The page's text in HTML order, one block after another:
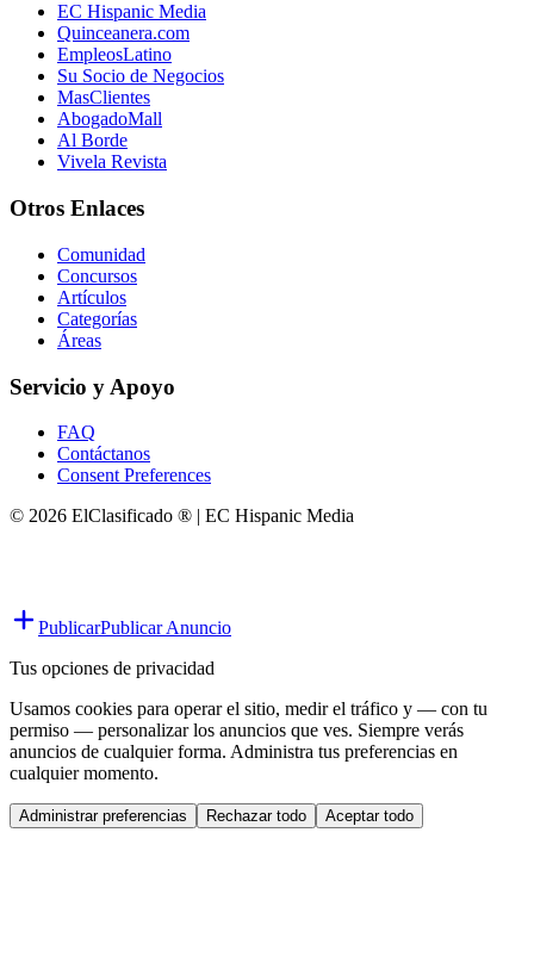
EC Hispanic Media
Quinceanera.com
EmpleosLatino
Su Socio de Negocios
MasClientes
AbogadoMall
Al Borde
Vivela Revista
Otros Enlaces
Comunidad
Concursos
Artículos
Categorías
Áreas
Servicio y Apoyo
FAQ
Contáctanos
Consent Preferences
© 2026 ElClasificado ® | EC Hispanic Media
PublicarPublicar Anuncio
Tus opciones de privacidad
Usamos cookies para operar el sitio, medir el tráfico y — con tu
permiso — personalizar los anuncios que ves. Siempre verás
anuncios de cualquier forma. Administra tus preferencias en
cualquier momento.
Administrar preferencias Rechazar todo Aceptar todo